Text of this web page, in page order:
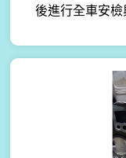
後進行全車安